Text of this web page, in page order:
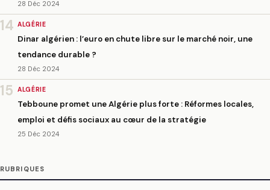
28 Déc 2024
14 ALGÉRIE
Dinar algérien : l’euro en chute libre sur le marché noir, une
tendance durable ?
28 Déc 2024
15 ALGÉRIE
Tebboune promet une Algérie plus forte : Réformes locales,
emploi et défis sociaux au cœur de la stratégie
25 Déc 2024
RUBRIQUES